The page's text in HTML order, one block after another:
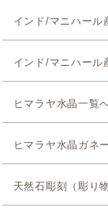
インド/マニハール
インド/マニハール
ヒマラヤ水晶一覧
ヒマラヤ水晶ガネ
天然石彫刻（彫り